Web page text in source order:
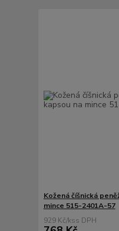
Kožená číšnická
mince 515-2401A-57
929 Kč/ks